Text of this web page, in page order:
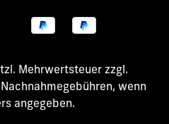
Mehrwertsteuer zzgl.
wenn
angegeben.